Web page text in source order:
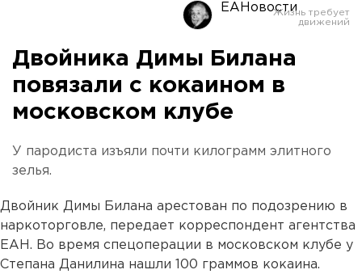
ЕАНовости
Двойника Димы Билана
повязали с кокаином в
московском клубе
У пародиста изъяли почти килограмм элитного
зелья.
Двойник Димы Билана арестован по подозрению в
наркоторговле, передает корреспондент агентства
ЕАН. Во время спецоперации в московском клубе у
Степана Данилина нашли 100 граммов кокаина.